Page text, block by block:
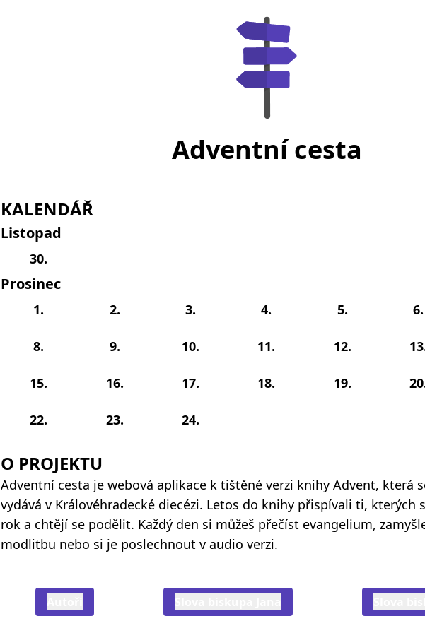
Adventní cesta
KALENDÁŘ
Listopad
30.
Prosinec
1. 2. 3. 4. 5. 6.
8. 9. 10. 11. 12.
15. 16. 17. 18. 19.
22. 23. 24.
O PROJEKTU
Adventní cesta je webová aplikace k tištěné verzi knihy Advent, která
vydává v Královéhradecké diecézi. Letos do knihy přispívali ti, kterých
rok a chtějí se podělit. Každý den si můžeš přečíst evangelium,
modlitbu nebo si je poslechnout v audio verzi.